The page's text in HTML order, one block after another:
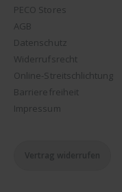
PECO Stores
AGB
Datenschutz
Widerrufsrecht
Online-Streitschlichtung
Barrierefreiheit
Impressum
Vertrag widerrufen